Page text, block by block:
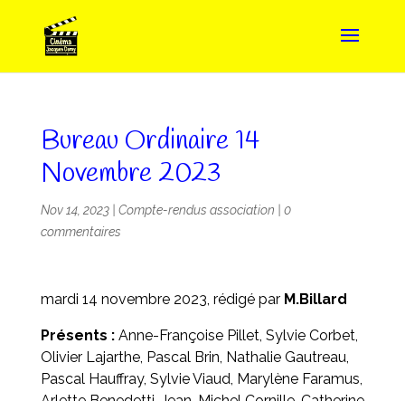
Bureau Ordinaire 14
Novembre 2023
Nov 14, 2023| Compte-rendus association
0
commentaires
mardi 14 novembre 2023, rédigé par M.Billard
Présents : Anne-Françoise Pillet, Sylvie Corbet,
Olivier Lajarthe, Pascal Brin, Nathalie Gautreau,
Pascal Hauffray, Sylvie Viaud, Marylène Faramus,